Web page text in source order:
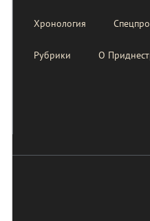
Хронология
Рубрики О